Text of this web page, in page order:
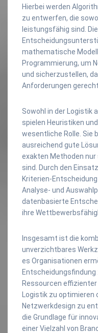
Hierbei werden
zu entwerfen, die
leistungsfähig sind.
mathematische
Programmierung, um
und sicherzustellen,
Anforderungen
Sowohl in der Logistik
spielen Heuristiken
wesentliche Rolle. Sie
ausreichend gute
exakten Methoden
sind. Durch den
Kriterien-
Analyse- und
datenbasierte
ihre
Insgesamt ist die
unverzichtbares
es Organisationen
Entscheidungsfindung
Ressourcen
Logistik zu optimieren
Netzwerkdesign zu
die Grundlage für
einer Vielzahl von